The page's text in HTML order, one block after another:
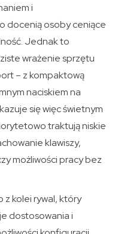
i
docenią osoby ceniące
Jednak to
wrażenie sprzętu
– z kompaktową
naciskiem na
się więc świetnym
traktują niskie
klawiszy,
możliwości pracy bez
z kolei rywal, który
dostosowania i